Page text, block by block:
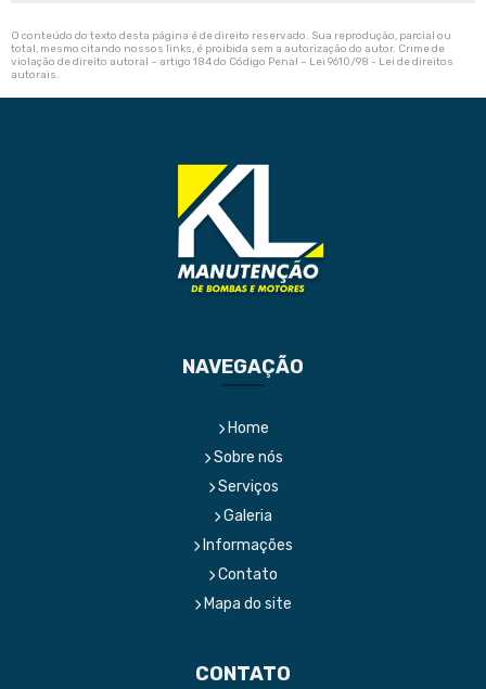
O conteúdo do texto desta página é de direito reservado. Sua reprodução, parcial ou
total, mesmo citando nossos links, é proibida sem a autorização do autor. Crime de
violação de direito autoral – artigo 184 do Código Penal – Lei 9610/98 - Lei de direitos
autorais.
NAVEGAÇÃO
Home
Sobre nós
Serviços
Galeria
Informações
Contato
Mapa do site
CONTATO